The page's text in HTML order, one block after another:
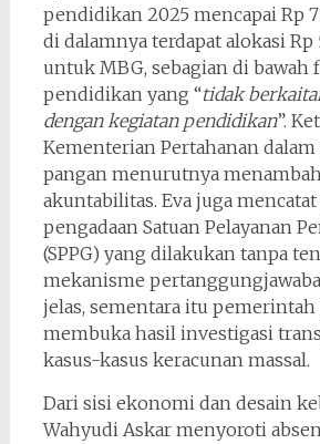
pendidikan 2025 mencapai Rp
di dalamnya terdapat alokasi
untuk MBG, sebagian di bawah
pendidikan yang “tidak
dengan kegiatan pendidikan”.
Kementerian Pertahanan
pangan menurutnya
akuntabilitas. Eva juga mencatat
pengadaan Satuan Pelayanan
(SPPG) yang dilakukan tanpa
mekanisme
jelas, sementara itu
membuka hasil investigasi
kasus-kasus keracunan massal.
Dari sisi ekonomi dan desain
Wahyudi Askar menyoroti